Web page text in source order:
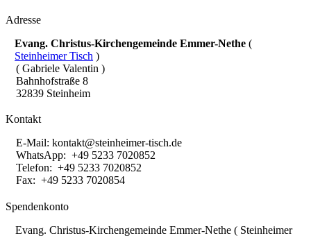
Adresse
Evang. Christus-Kirchengemeinde Emmer-Nethe (
Steinheimer Tisch )
( Gabriele Valentin )
Bahnhofstraße 8
32839 Steinheim
Kontakt
E-Mail: kontakt@steinheimer-tisch.de
WhatsApp: +49 5233 7020852
Telefon: +49 5233 7020852
Fax: +49 5233 7020854
Spendenkonto
Evang. Christus-Kirchengemeinde Emmer-Nethe ( Steinheimer